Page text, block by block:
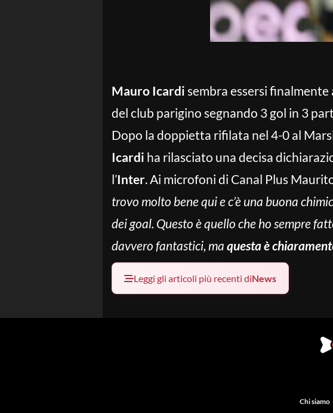
Mauro Icardi sembra essersi
del club parigino segnando 3 gol in 3
Dopo la doppietta rifilata nel 4-0 al
Icardi ha rilasciato una decisa
l’Inter. Ai microfoni di Canal Plus
trovo molto bene qui e c’è una buona
dei goal. Questo è quello che ho sempre
davvero fantastici, ma questa è
Leggi gli articoli più recenti diNews
Chi siamo